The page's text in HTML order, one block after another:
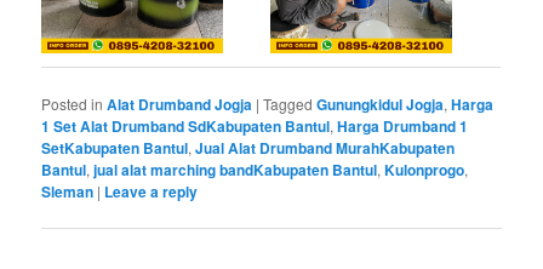
Posted in Alat Drumband Jogja |Tagged Gunungkidul Jogja,Harga
1 Set Alat Drumband SdKabupaten Bantul,Harga Drumband 1
SetKabupaten Bantul,Jual Alat Drumband MurahKabupaten
Bantul,jual alat marching bandKabupaten Bantul,Kulonprogo,
Sleman | Leave a reply